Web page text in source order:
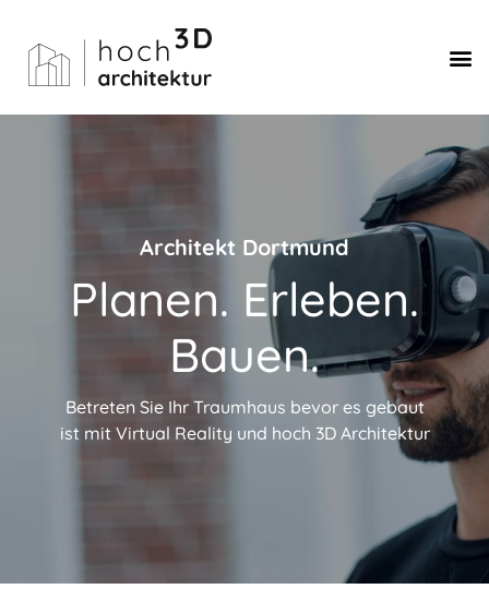
Architekt Dortmund
Planen. Erleben.
Bauen.
Betreten Sie Ihr Traumhaus bevor es gebaut
ist mit Virtual Reality und hoch 3D Architektur